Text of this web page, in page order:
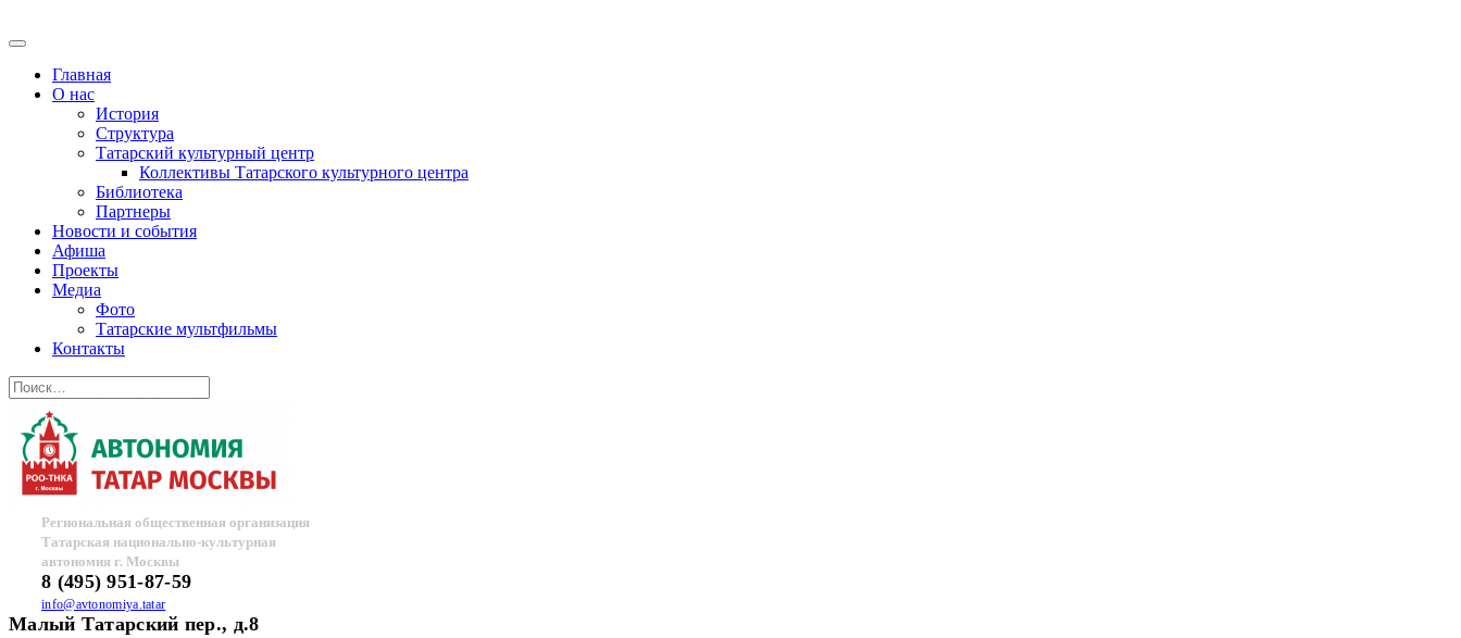
Главная
О нас
История
Структура
Татарский культурный центр
Коллективы Татарского культурного центра
Библиотека
Партнеры
Новости и события
Афиша
Проекты
Медиа
Фото
Татарские мультфильмы
Контакты
Региональная общественная организация
Татарская национально-культурная
автономия г. Москвы
8 (495) 951-87-59
info@avtonomiya.tatar
Малый Татарский пер., д.8